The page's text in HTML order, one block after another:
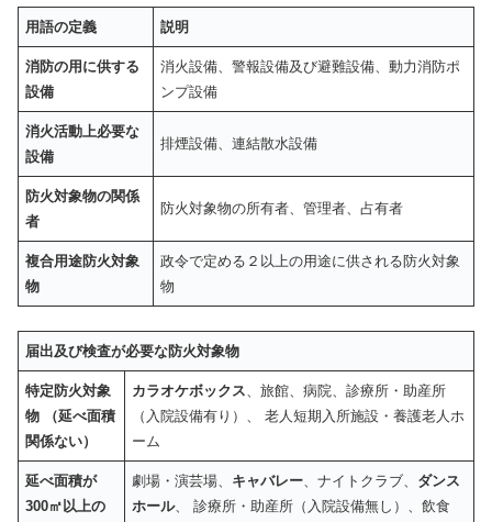
用語の定義 説明
消防の用に供する
設備
消火設備、警報設備及び避難設備、動力消防ポ
ンプ設備
消火活動上必要な
設備
排煙設備、連結散水設備
防火対象物の関係
者
防火対象物の所有者、管理者、占有者
複合用途防火対象
物
政令で定める２以上の用途に供される防火対象
物
届出及び検査が必要な防火対象物
特定防火対象
物
（延べ面積
関係ない）
カラオケボックス、旅館、病院、診療所・助産所
（入院設備有り）、 老人短期入所施設・養護老人ホ
ーム
延べ面積が
300㎡以上の
劇場・演芸場、 キャバレー、ナイトクラブ、 ダンス
ホール、 診療所・助産所（入院設備無し）、飲食